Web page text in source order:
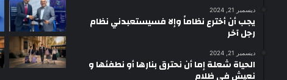
ديسمبر 21, 2024
يجب أن أخترع نظاماً وإلا فسيستعبدني نظام
رجل آخر
ديسمبر 21, 2024
الحياة شعلة إما أن نحترق بنارها أو نطفئها و
نعيش في ظلام